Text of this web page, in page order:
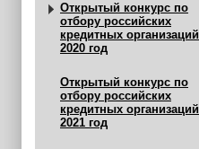
Открытый конкурс по
отбору российских
кредитных организаций
2020 год
Открытый конкурс по
отбору российских
кредитных организаций
2021 год